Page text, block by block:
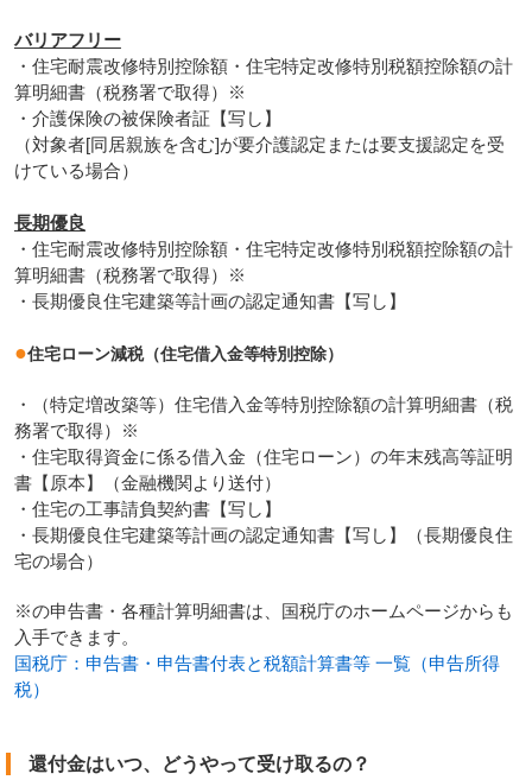
バリアフリー
・住宅耐震改修特別控除額・住宅特定改修特別税額控除額の計
算明細書（税務署で取得）※
・介護保険の被保険者証【写し】
（対象者[同居親族を含む]が要介護認定または要支援認定を受
けている場合）
長期優良
・住宅耐震改修特別控除額・住宅特定改修特別税額控除額の計
算明細書（税務署で取得）※
・長期優良住宅建築等計画の認定通知書【写し】
●住宅ローン減税（住宅借入金等特別控除）
・（特定増改築等）住宅借入金等特別控除額の計算明細書（税
務署で取得）※
・住宅取得資金に係る借入金（住宅ローン）の年末残高等証明
書【原本】（金融機関より送付）
・住宅の工事請負契約書【写し】
・長期優良住宅建築等計画の認定通知書【写し】（長期優良住
宅の場合）
※の申告書・各種計算明細書は、国税庁のホームページからも
入手できます。
国税庁：申告書・申告書付表と税額計算書等 一覧（申告所得
税）
還付金はいつ、どうやって受け取るの？